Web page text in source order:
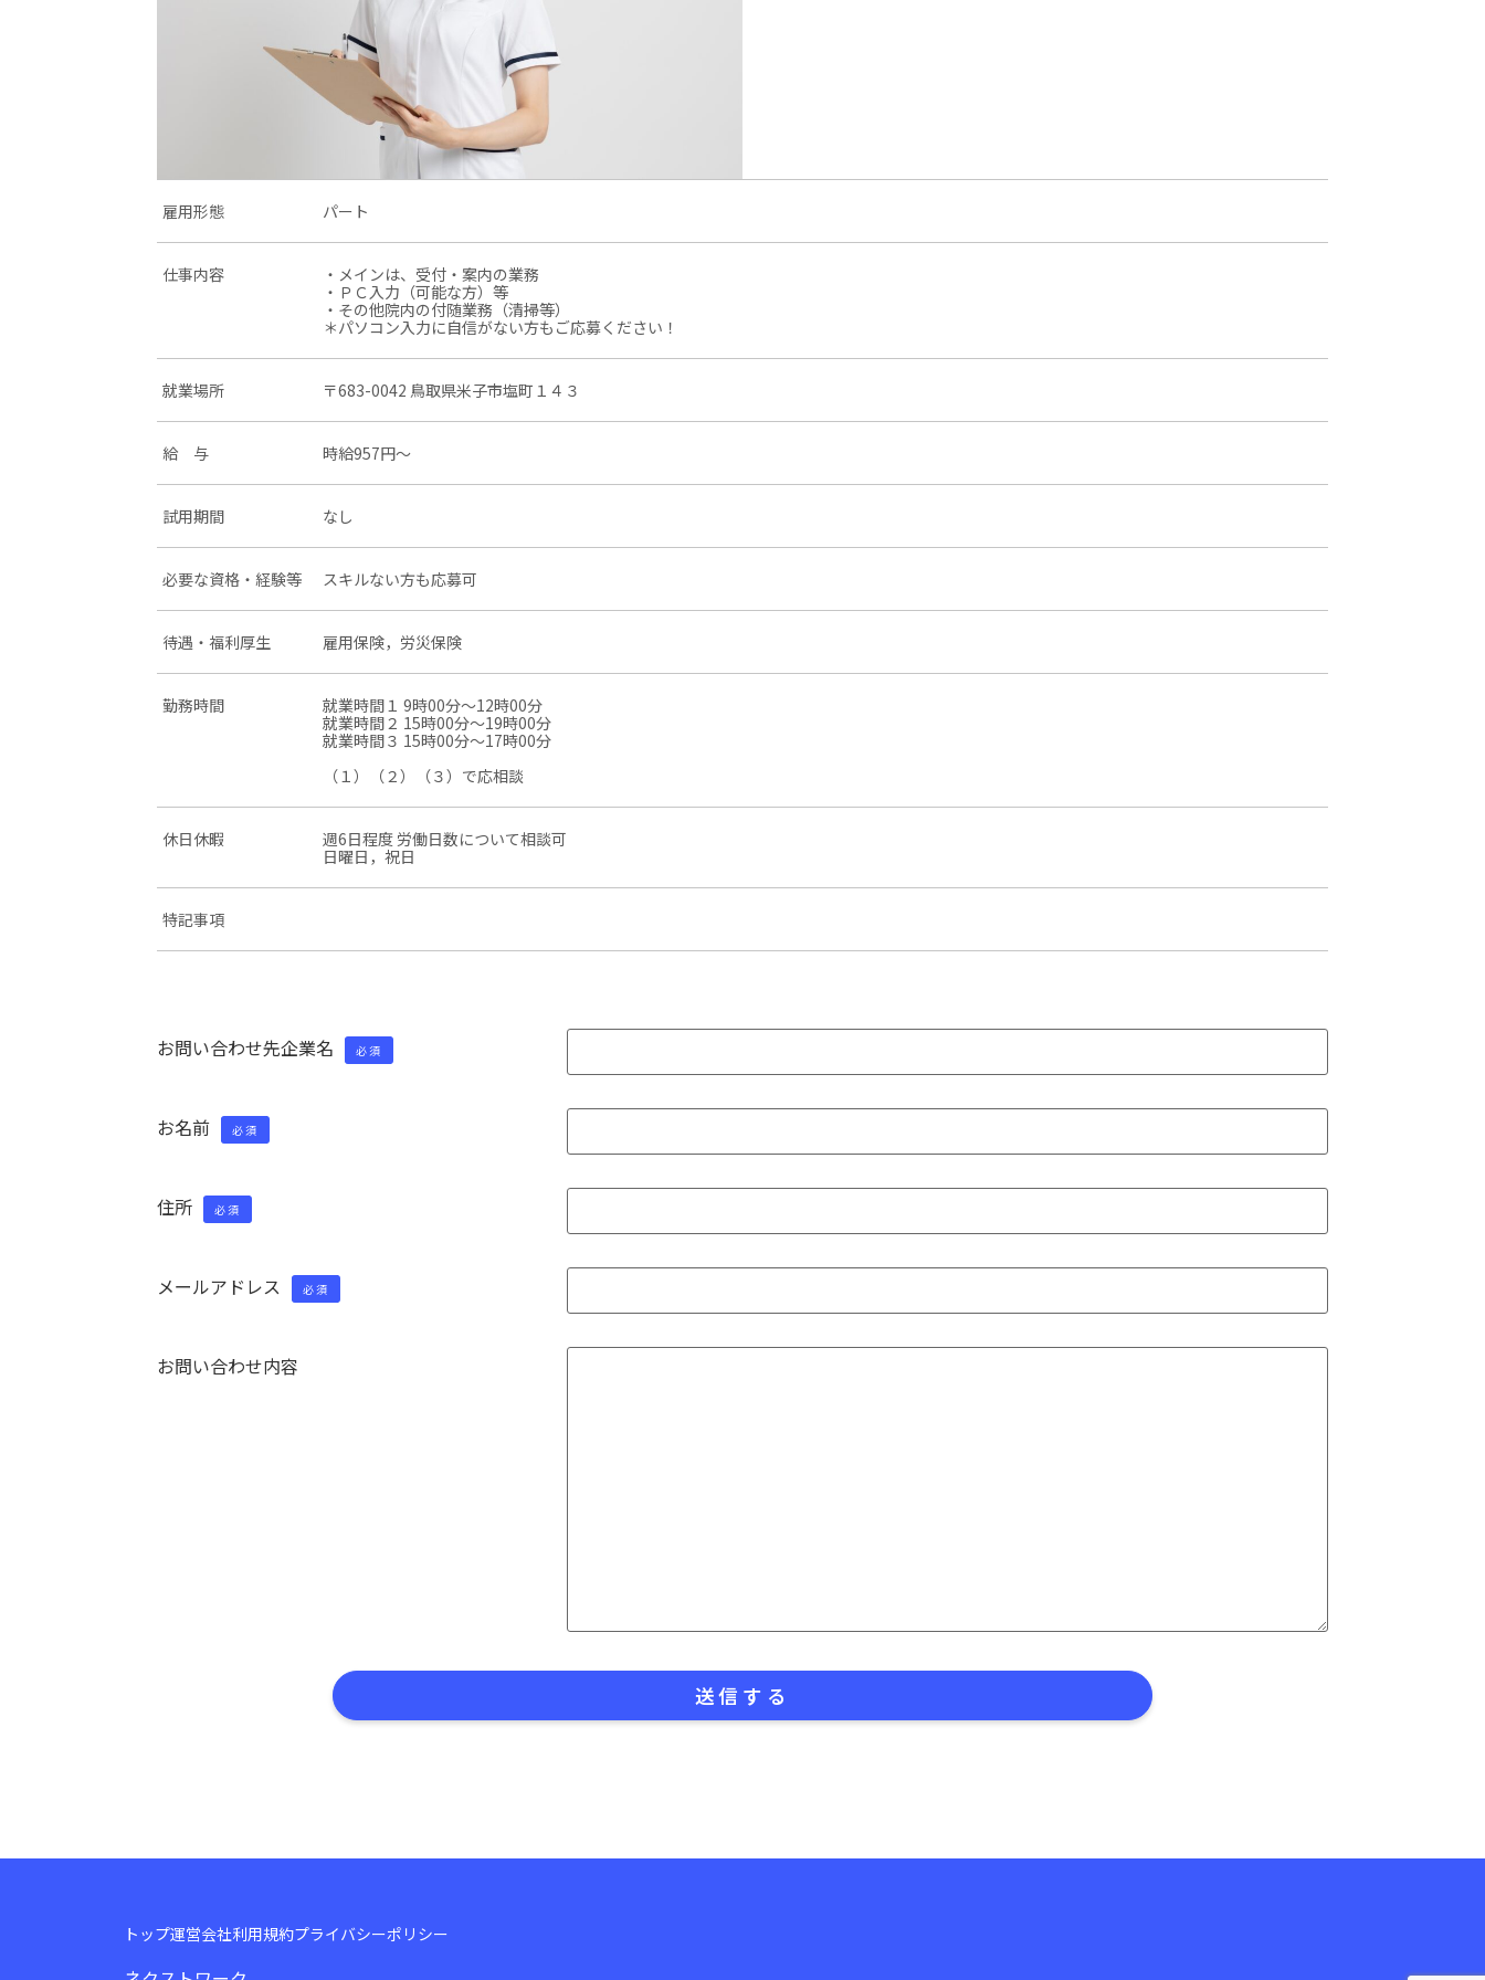
雇用形態 パート
仕事内容
・メインは、受付・案内の業務
・ＰＣ入力（可能な方）等
・その他院内の付随業務（清掃等）
＊パソコン入力に自信がない方もご応募ください！
就業場所 〒683-0042 鳥取県米子市塩町１４３
給 与 時給957円〜
試用期間 なし
必要な資格・経験等 スキルない方も応募可
待遇・福利厚生 雇用保険，労災保険
勤務時間
就業時間１ 9時00分〜12時00分
就業時間２ 15時00分〜19時00分
就業時間３ 15時00分〜17時00分
（１）（２）（３）で応相談
休日休暇
週6日程度 労働日数について相談可
日曜日，祝日
特記事項
お問い合わせ先企業名 必須
お名前 必須
住所 必須
メールアドレス 必須
お問い合わせ内容
トップ運営会社利用規約プライバシーポリシー